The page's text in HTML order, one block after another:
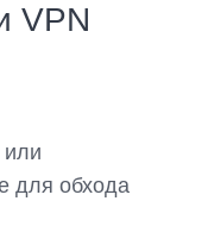
VPN
или
для обхода